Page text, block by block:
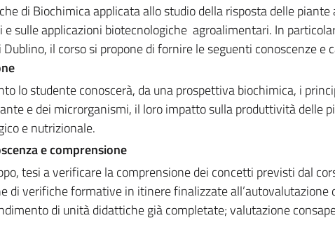
di Biochimica applicata allo studio della risposta delle
e sulle applicazioni biotecnologiche agroalimentari. In
il corso si propone di fornire le seguenti conoscenze e
lo studente conoscerà, da una prospettiva biochimica, i
e dei microrganismi, il loro impatto sulla produttività delle
e nutrizionale.
e comprensione
tesi a verificare la comprensione dei concetti previsti dal
di verifiche formative in itinere finalizzate all’autovalutazione
di unità didattiche già completate; valutazione